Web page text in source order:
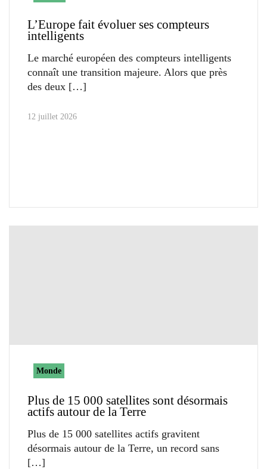
L’Europe fait évoluer ses compteurs
intelligents
Le marché européen des compteurs intelligents
connaît une transition majeure. Alors que près
des deux
12 juillet 2026
Monde
Plus de 15 000 satellites sont désormais
actifs autour de la Terre
Plus de 15 000 satellites actifs gravitent
désormais autour de la Terre, un record sans